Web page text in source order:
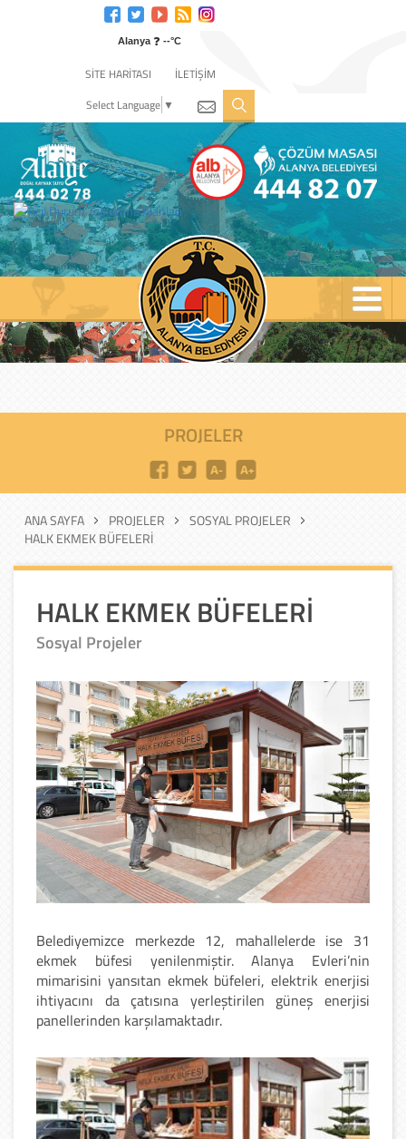
Alanya ❓ --°C
SİTE HARİTASI
İLETİŞİM
Select Language ▼
PROJELER
ANA SAYFA PROJELER
SOSYAL PROJELER
HALK EKMEK BÜFELERİ
HALK EKMEK BÜFELERİ
Sosyal Projeler
Belediyemizce merkezde 12, mahallelerde ise 31
ekmek büfesi yenilenmiştir. Alanya Evleri’nin
mimarisini yansıtan ekmek büfeleri, elektrik enerjisi
ihtiyacını da çatısına yerleştirilen güneş enerjisi
panellerinden karşılamaktadır.